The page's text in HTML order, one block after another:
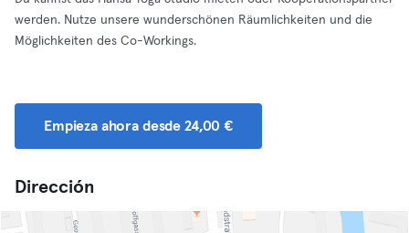
werden. Nutze unsere wunderschönen Räumlichkeiten und die
Möglichkeiten des Co-Workings.
Empieza ahora desde 24,00 €
Dirección